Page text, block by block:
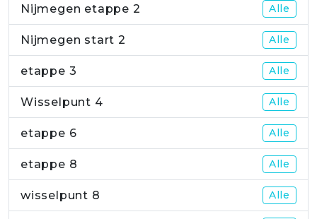
Nijmegen etappe 2 Alle
Nijmegen start 2 Alle
etappe 3 Alle
Wisselpunt 4 Alle
etappe 6 Alle
etappe 8 Alle
wisselpunt 8 Alle